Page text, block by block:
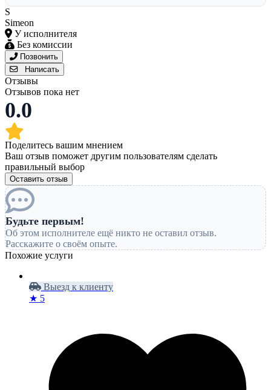
S
Simeon
У исполнителя
Без комиссии
Позвонить
Написать
Отзывы
Отзывов пока нет
0.0
Поделитесь вашим мнением
Ваш отзыв поможет другим пользователям сделать
правильный выбор
Оставить отзыв
Будьте первым!
Об этом исполнителе ещё никто не оставил отзыв.
Расскажите о своём опыте.
Похожие услуги
Выезд к клиенту
★ 5